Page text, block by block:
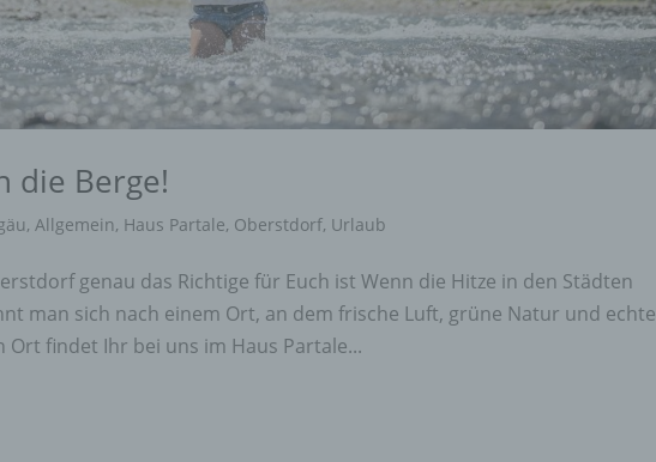
die Berge!
,Allgemein, Haus Partale, Oberstdorf, Urlaub
genau das Richtige für Euch ist Wenn die Hitze in den Städten
man sich nach einem Ort, an dem frische Luft, grüne Natur und echte
Ort findet Ihr bei uns im Haus Partale...